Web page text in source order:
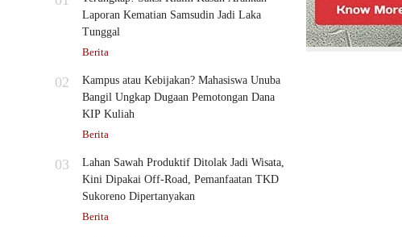
Laporan Kematian Samsudin Jadi Laka
Tunggal
Berita
02
Kampus atau Kebijakan? Mahasiswa Unuba
Bangil Ungkap Dugaan Pemotongan Dana
KIP Kuliah
Berita
03
Lahan Sawah Produktif Ditolak Jadi Wisata,
Kini Dipakai Off-Road, Pemanfaatan TKD
Sukoreno Dipertanyakan
Berita